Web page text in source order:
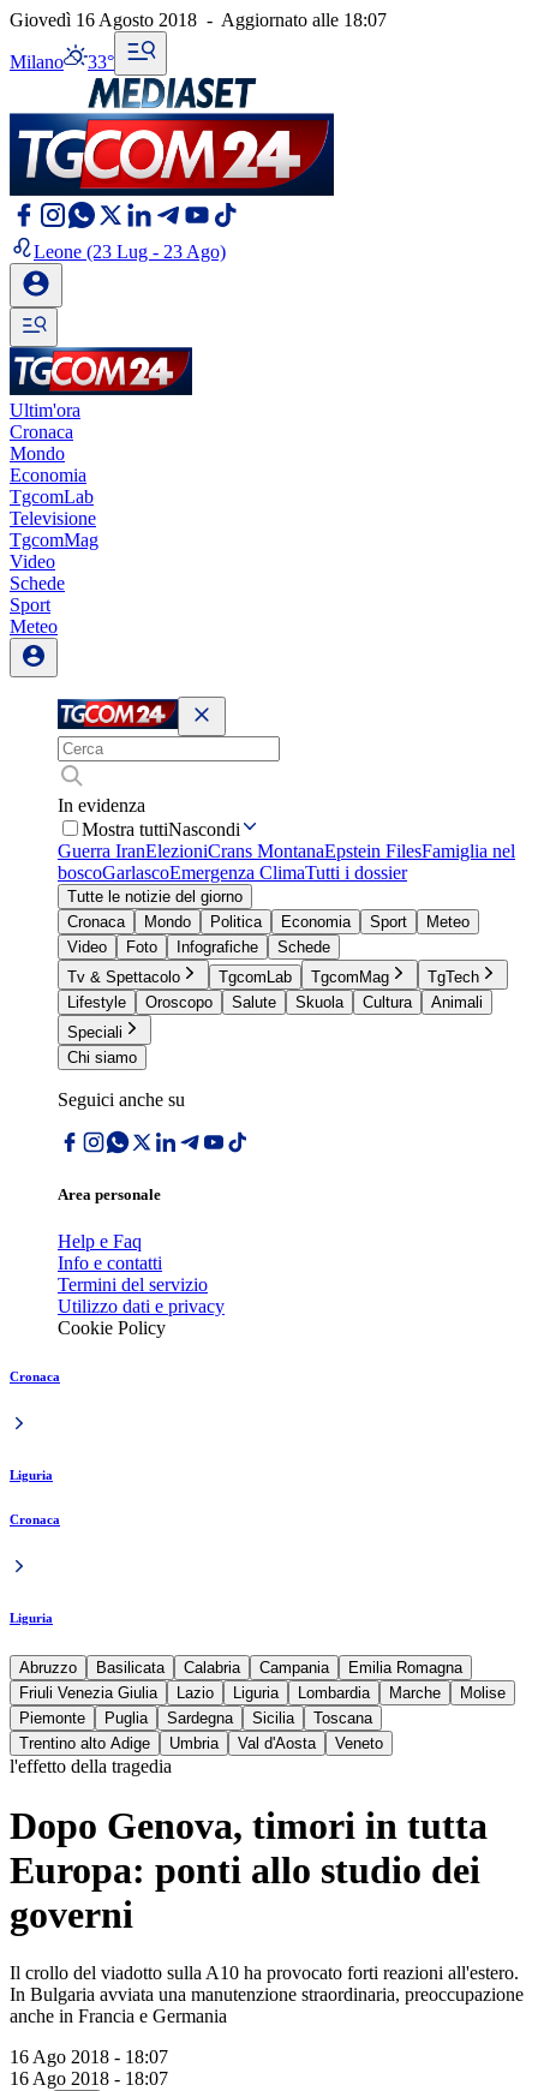
Giovedì 16 Agosto 2018 - Aggiornato alle 18:07
Milano 33°
Leone (23 Lug - 23 Ago)
Ultim'ora
Cronaca
Mondo
Economia
TgcomLab
Televisione
TgcomMag
Video
Schede
Sport
Meteo
In evidenza
Mostra tuttiNascondi
Guerra IranElezioniCrans MontanaEpstein FilesFamiglia nel
boscoGarlascoEmergenza ClimaTutti i dossier
Tutte le notizie del giorno
Cronaca
Mondo Politica Economia Sport
Meteo
Video
Foto Infografiche
Schede
Tv & Spettacolo
TgcomLab TgcomMag
TgTech
Lifestyle
Oroscopo Salute Skuola Cultura
Animali
Speciali
Chi siamo
Seguici anche su
Area personale
Help e Faq
Info e contatti
Termini del servizio
Utilizzo dati e privacy
Cookie Policy
Cronaca
Liguria
Cronaca
Liguria
Abruzzo Basilicata Calabria Campania
Emilia Romagna
Friuli Venezia Giulia
Lazio Liguria Lombardia Marche
Molise
Piemonte
Puglia Sardegna Sicilia
Toscana
Trentino alto Adige
Umbria Val d'Aosta Veneto
l'effetto della tragedia
Dopo Genova, timori in tutta
Europa: ponti allo studio dei
governi
Il crollo del viadotto sulla A10 ha provocato forti reazioni all'estero.
In Bulgaria avviata una manutenzione straordinaria, preoccupazione
anche in Francia e Germania
16 Ago 2018 - 18:07
16 Ago 2018 - 18:07